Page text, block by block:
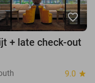
favorite_border
+ late check-out
9.0 star